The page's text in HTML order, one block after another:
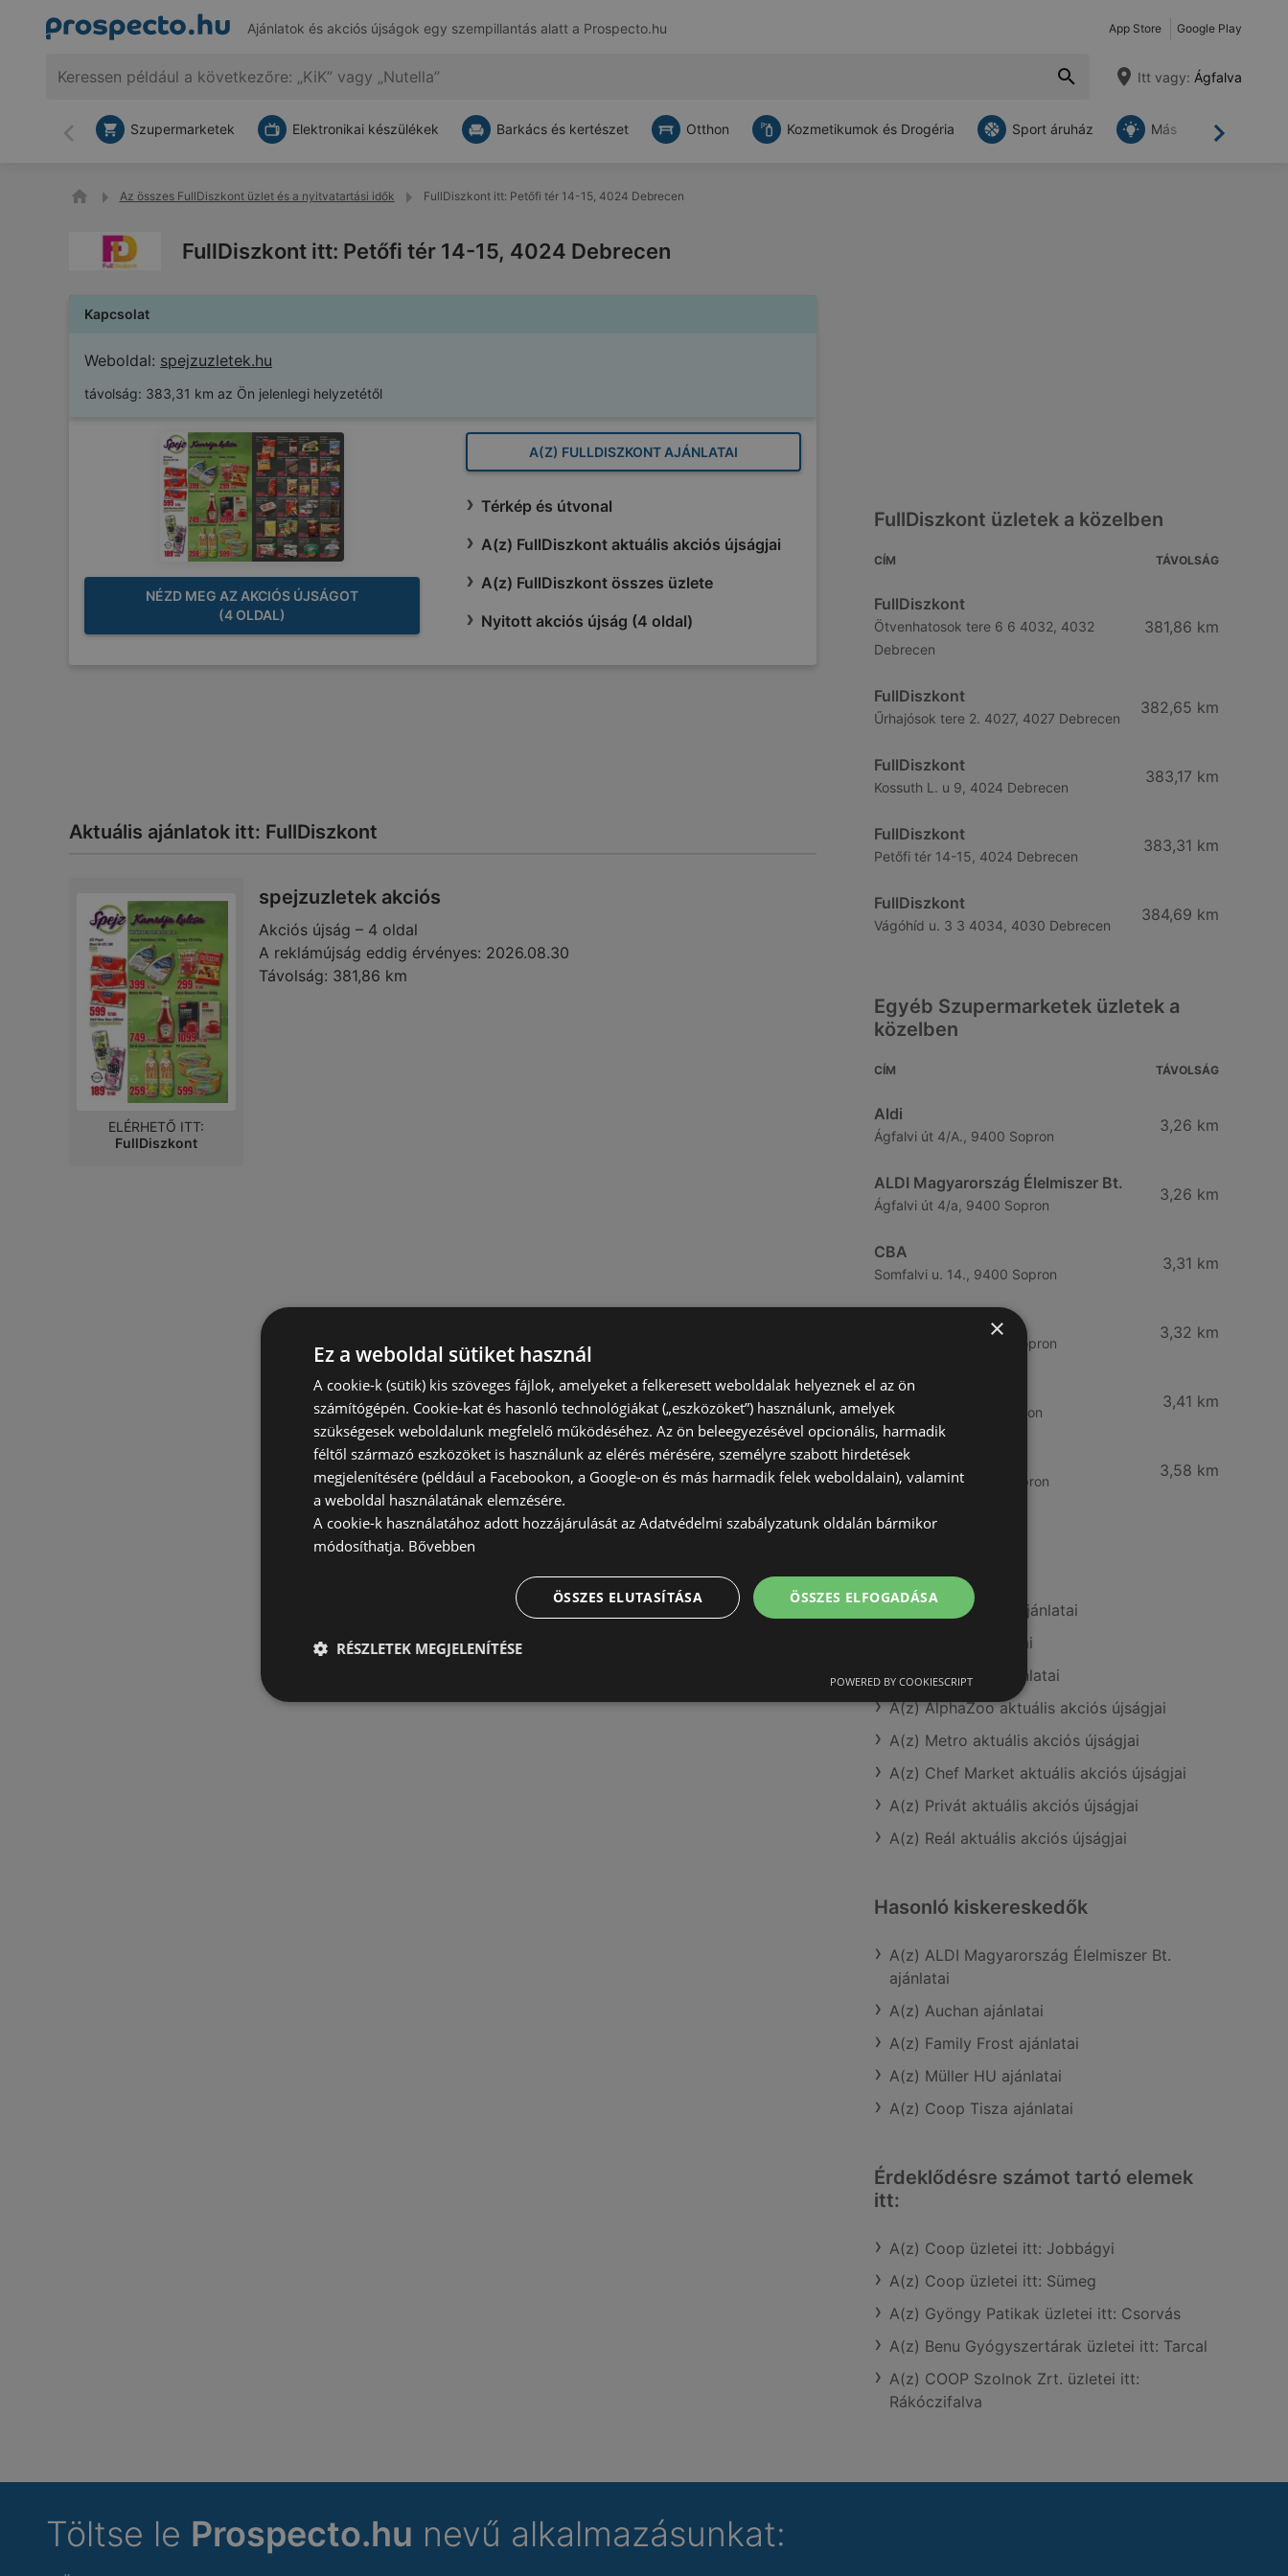
Ajánlatok és akciós újságok egy szempillantás alatt a Prospecto.hu App Store Google Play
Itt vagy: Ágfalva
Vissza Tovább
Szupermarketek Elektronikai készülékek Barkács és kertészet Otthon Kozmetikumok és Drogéria Sport áruház Más
Az összes FullDiszkont üzlet és a nyitvatartási idők FullDiszkont itt: Petőfi tér 14-15, 4024 Debrecen
FullDiszkont itt: Petőfi tér 14-15, 4024 Debrecen
Kapcsolat
Weboldal: spejzuzletek.hu
távolság: 383,31 km az Ön jelenlegi helyzetétől
NÉZD MEG AZ AKCIÓS ÚJSÁGOT
(4 OLDAL)
A(Z) FULLDISZKONT AJÁNLATAI
Térkép és útvonal
A(z) FullDiszkont aktuális akciós újságjai
A(z) FullDiszkont összes üzlete
Nyitott akciós újság (4 oldal)
Aktuális ajánlatok itt: FullDiszkont
spejzuzletek akciós
Akciós újság – 4 oldal
A reklámújság eddig érvényes: 2026.08.30
Távolság: 381,86 km
ELÉRHETŐ ITT:
FullDiszkont
FullDiszkont üzletek a közelben
CÍM TÁVOLSÁG
FullDiszkont
Ötvenhatosok tere 6 6 4032, 4032
Debrecen
381,86 km
FullDiszkont
Űrhajósok tere 2. 4027, 4027 Debrecen
382,65 km
FullDiszkont
Kossuth L. u 9, 4024 Debrecen
383,17 km
FullDiszkont
Petőfi tér 14-15, 4024 Debrecen
383,31 km
FullDiszkont
Vágóhíd u. 3 3 4034, 4030 Debrecen
384,69 km
Egyéb Szupermarketek üzletek a
közelben
CÍM TÁVOLSÁG
Aldi
Ágfalvi út 4/A., 9400 Sopron
3,26 km
ALDI Magyarország Élelmiszer Bt.
Ágfalvi út 4/a, 9400 Sopron
3,26 km
CBA
Somfalvi u. 14., 9400 Sopron
3,31 km
Besenyő u. 16., 9400 Sopron
3,32 km
Reál
Ibolya út 15., 9400 Sopron
3,41 km
CBA
Bánfalvi u. 14, 9400 Sopron
3,58 km
A(z) FullDiszkont ajánlatai
A(z) Metro ajánlatai
A(z) AlphaZoo ajánlatai
A(z) AlphaZoo aktuális akciós újságjai
A(z) Metro aktuális akciós újságjai
A(z) Chef Market aktuális akciós újságjai
A(z) Privát aktuális akciós újságjai
A(z) Reál aktuális akciós újságjai
Hasonló kiskereskedők
A(z) ALDI Magyarország Élelmiszer Bt.
ajánlatai
A(z) Auchan ajánlatai
A(z) Family Frost ajánlatai
A(z) Müller HU ajánlatai
A(z) Coop Tisza ajánlatai
Érdeklődésre számot tartó elemek
itt:
A(z) Coop üzletei itt: Jobbágyi
A(z) Coop üzletei itt: Sümeg
A(z) Gyöngy Patikak üzletei itt: Csorvás
A(z) Benu Gyógyszertárak üzletei itt: Tarcal
A(z) COOP Szolnok Zrt. üzletei itt:
Rákóczifalva
Töltse le Prospecto.hu nevű alkalmazásunkat:
×
Ez a weboldal sütiket használ
A cookie-k (sütik) kis szöveges fájlok, amelyeket a felkeresett weboldalak helyeznek el az ön
számítógépén. Cookie-kat és hasonló technológiákat („eszközöket”) használunk, amelyek
szükségesek weboldalunk megfelelő működéséhez. Az ön beleegyezésével opcionális, harmadik
féltől származó eszközöket is használunk az elérés mérésére, személyre szabott hirdetések
megjelenítésére (például a Facebookon, a Google-on és más harmadik felek weboldalain), valamint
a weboldal használatának elemzésére.
A cookie-k használatához adott hozzájárulását az Adatvédelmi szabályzatunk oldalán bármikor
módosíthatja. Bővebben
ÖSSZES ELFOGADÁSA
ÖSSZES ELUTASÍTÁSA
RÉSZLETEK MEGJELENÍTÉSE
POWERED BY COOKIESCRIPT